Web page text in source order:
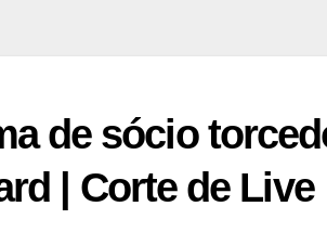
de sócio
| Corte de Live